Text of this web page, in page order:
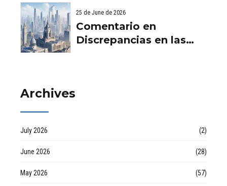
Viviendas: Lo Que
Debes Saber por
empresa de desatascos
25 de June de 2026
Comentario en
Discrepancias en las
Archives
July 2026 (2)
June 2026 (28)
May 2026 (57)